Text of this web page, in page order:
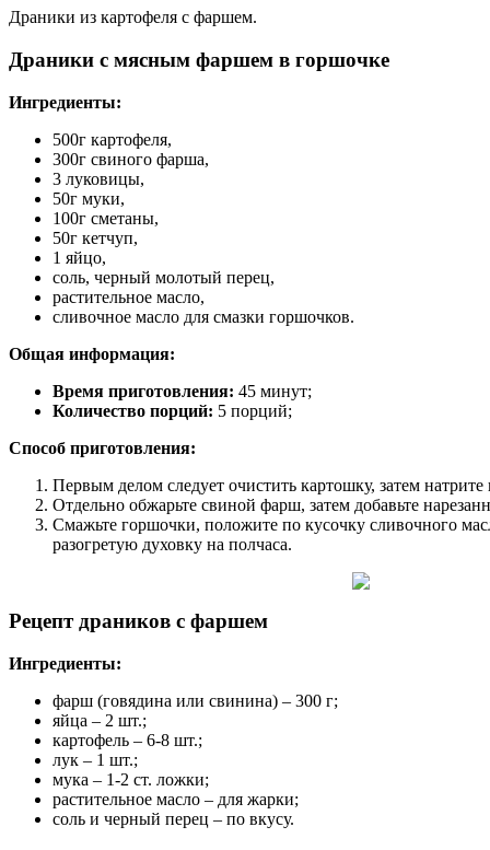
Драники из картофеля с фаршем.
Драники с мясным фаршем в горшочке
Ингредиенты:
500г картофеля,
300г свиного фарша,
3 луковицы,
50г муки,
100г сметаны,
50г кетчуп,
1 яйцо,
соль, черный молотый перец,
растительное масло,
сливочное масло для смазки горшочков.
Общая информация:
Время приготовления: 45 минут;
Количество порций: 5 порций;
Способ приготовления:
Первым делом следует очистить картошку, затем
Отдельно обжарьте свиной фарш, затем добавьте
Смажьте горшочки, положите по кусочку сливочного
разогретую духовку на полчаса.
Рецепт драников с фаршем
Ингредиенты:
фарш (говядина или свинина) – 300 г;
яйца – 2 шт.;
картофель – 6-8 шт.;
лук – 1 шт.;
мука – 1-2 ст. ложки;
растительное масло – для жарки;
соль и черный перец – по вкусу.